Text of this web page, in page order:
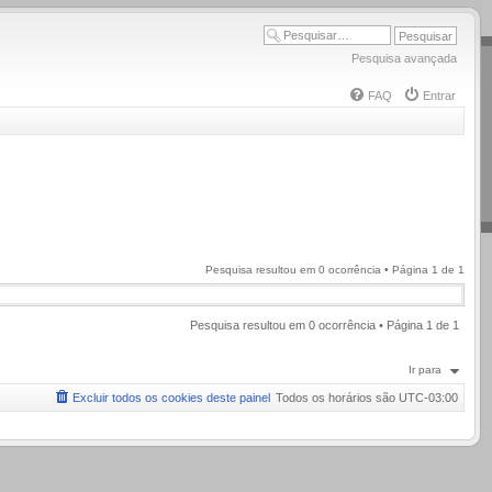
Pesquisa avançada
FAQ
Entrar
Pesquisa resultou em 0 ocorrência • Página 1 de 1
Pesquisa resultou em 0 ocorrência • Página 1 de 1
Ir para
Todos os horários são UTC-03:00
Excluir todos os cookies deste painel